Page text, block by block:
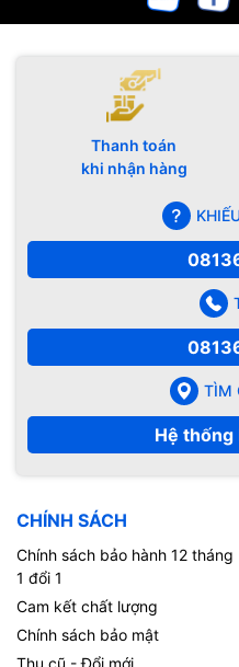
Thanh toán
khi nhận hàng
TÌM
Hệ thống
CHÍNH SÁCH
Chính sách bảo hành 12 tháng
1 đổi 1
Cam kết chất lượng
Chính sách bảo mật
Thu cũ - Đổi mới